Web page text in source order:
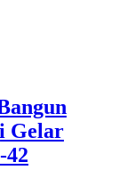
Gelar
42